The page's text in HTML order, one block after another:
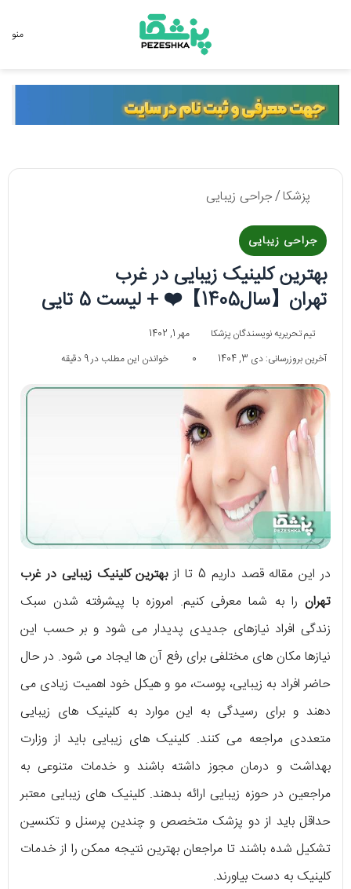
منو
پزشکا/جراحی زیبایی
جراحی زیبایی
بهترین کلینیک زیبایی در غرب
تهران【سال1405】❤️ + لیست 5 تایی
تیم تحریریه نویسندگان پزشکا
مهر 1, 1402
آخرین بروزرسانی: دی 3, 1404
0 خواندن این مطلب در 9 دقیقه
در این مقاله قصد داریم 5 تا از بهترین کلینیک زیبایی در غرب
تهران را به شما معرفی کنیم. امروزه با پیشرفته شدن سبک
زندگی افراد نیازهای جدیدی پدیدار می شود و بر حسب این
نیازها مکان های مختلفی برای رفع آن ها ایجاد می شود. در حال
حاضر افراد به زیبایی، پوست، مو و هیکل خود اهمیت زیادی می
دهند و برای رسیدگی به این موارد به کلینیک های زیبایی
متعددی مراجعه می کنند. کلینیک های زیبایی باید از وزارت
بهداشت و درمان مجوز داشته باشند و خدمات متنوعی به
مراجعین در حوزه زیبایی ارائه بدهند. کلینیک های زیبایی معتبر
حداقل باید از دو پزشک متخصص و چندین پرسنل و تکنسین
تشکیل شده باشند تا مراجعان بهترین نتیجه ممکن را از خدمات
کلینیک به دست بیاورند.